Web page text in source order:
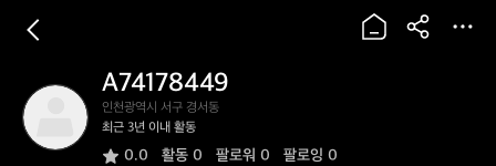
A
7
4
A74178449
인천광역시 서구 경서동
최근 3년 이내 활동
0.0 활동 0 팔로워 0 팔로잉 0